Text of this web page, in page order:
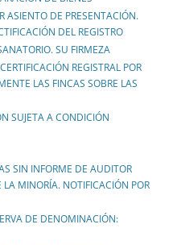
ASIENTO DE PRESENTACIÓN.
DEL REGISTRO
SU FIRMEZA
REGISTRAL POR
LAS FINCAS SOBRE LAS
SUJETA A CONDICIÓN
SIN INFORME DE AUDITOR
MINORÍA. NOTIFICACIÓN POR
DE DENOMINACIÓN: